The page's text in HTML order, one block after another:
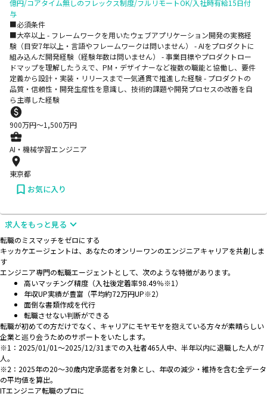
億円/コアタイム無しのフレックス制度/フルリモートOK/入社時有給15日付
与
■必須条件
■大卒以上 - フレームワークを用いたウェブアプリケーション開発の実務経
験（目安7年以上・言語やフレームワークは問いません） - AIをプロダクトに
組み込んだ開発経験（経験年数は問いません） - 事業目標やプロダクトロー
ドマップを理解したうえで、PM・デザイナーなど複数の職能と協働し、要件
定義から設計・実装・リリースまで一気通貫で推進した経験 - プロダクトの
品質・信頼性・開発生産性を意識し、技術的課題や開発プロセスの改善を自
ら主導した経験
900万円〜1,500万円
AI・機械学習エンジニア
東京都
お気に入り
求人をもっと見る
転職のミスマッチをゼロにする
キッカケエージェントは、あなたのオンリーワンのエンジニアキャリアを共創しま
す
エンジニア専門の転職エージェントとして、次のような特徴があります。
高いマッチング精度（入社後定着率98.49％※1）
年収UP実績が豊富（平均約72万円UP※2）
面倒な書類作成を代行
転職させない判断ができる
転職が初めての方だけでなく、キャリアにモヤモヤを抱えている方々が素晴らしい
企業と巡り会うためのサポートをいたします。
※1：2025/01/01～2025/12/31までの入社者465人中、半年以内に退職した人が7
人。
※2：2025年の20～30歳内定承諾者を対象とし、年収の減少・維持を含む全データ
の平均値を算出。
ITエンジニア転職のプロに